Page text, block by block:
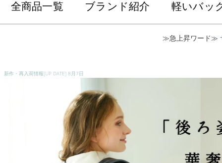
全商品一覧 ブランド紹介 軽いバッ
≫急上昇ワード≫
新作・再入荷情報[UP DATE] 8月7日